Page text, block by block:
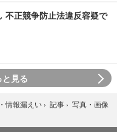
不正競争防止法違反容疑で
見る
情報漏えい › 記事 › 写真・画像